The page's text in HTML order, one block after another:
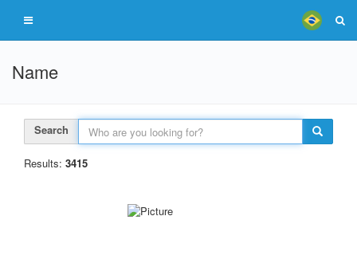
Name
Search
Results: 3415